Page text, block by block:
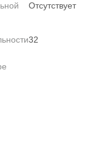
Отсутствует
32